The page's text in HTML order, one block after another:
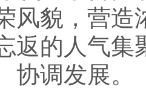
风貌，营造
返的人气集
协调发展。